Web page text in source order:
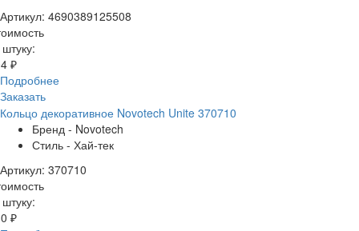
Артикул: 4690389125508
₽
Подробнее
Заказать
Кольцо декоративное Novotech Unite 370710
Бренд - Novotech
Стиль - Хай-тек
Артикул: 370710
₽